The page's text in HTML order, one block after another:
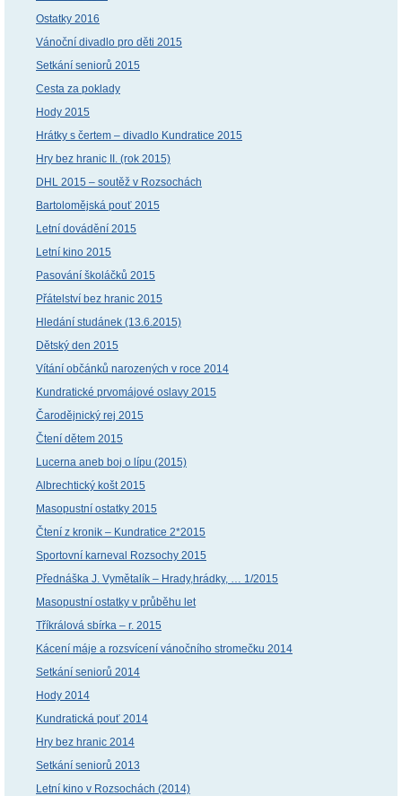
Ostatky 2016
Vánoční divadlo pro děti 2015
Setkání seniorů 2015
Cesta za poklady
Hody 2015
Hrátky s čertem – divadlo Kundratice 2015
Hry bez hranic II. (rok 2015)
DHL 2015 – soutěž v Rozsochách
Bartolomějská pouť 2015
Letní dovádění 2015
Letní kino 2015
Pasování školáčků 2015
Přátelství bez hranic 2015
Hledání studánek (13.6.2015)
Dětský den 2015
Vítání občánků narozených v roce 2014
Kundratické prvomájové oslavy 2015
Čarodějnický rej 2015
Čtení dětem 2015
Lucerna aneb boj o lípu (2015)
Albrechtický košt 2015
Masopustní ostatky 2015
Čtení z kronik – Kundratice 2*2015
Sportovní karneval Rozsochy 2015
Přednáška J. Vymětalík – Hrady,hrádky, … 1/2015
Masopustní ostatky v průběhu let
Tříkrálová sbírka – r. 2015
Kácení máje a rozsvícení vánočního stromečku 2014
Setkání seniorů 2014
Hody 2014
Kundratická pouť 2014
Hry bez hranic 2014
Setkání seniorů 2013
Letní kino v Rozsochách (2014)